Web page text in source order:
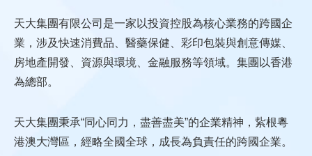
天大集團有限公司是一家以投資控股為核心業務的跨國企
業，涉及快速消費品、醫藥保健、彩印包裝與創意傳媒、
房地產開發、資源與環境、金融服務等領域。集團以香港
為總部。
天大集團秉承“同心同力，盡善盡美”的企業精神，紥根粵
港澳大灣區，經略全國全球，成長為負責任的跨國企業。